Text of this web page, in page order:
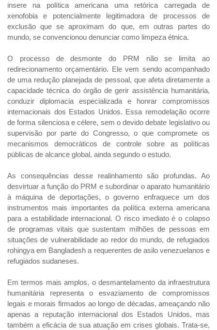
insere na política americana uma retórica carregada de
xenofobia e potencialmente legitimadora de processos de
exclusão que se aproximam do que, em outras partes do
mundo, se convencionou denunciar como limpeza étnica.
O processo de desmonte do PRM não se limita ao
redirecionamento orçamentário. Ele vem sendo acompanhado
de uma redução planejada de pessoal, que afeta diretamente a
capacidade técnica do órgão de gerir assistência humanitária,
conduzir diplomacia especializada e honrar compromissos
internacionais dos Estados Unidos. Essa remodelação ocorre
de forma silenciosa e célere, sem o devido debate legislativo ou
supervisão por parte do Congresso, o que compromete os
mecanismos democráticos de controle sobre as políticas
públicas de alcance global, ainda segundo o estudo.
As consequências desse realinhamento são profundas. Ao
desvirtuar a função do PRM e subordinar o aparato humanitário
à máquina de deportações, o governo enfraquece um dos
instrumentos mais importantes da política externa americana
para a estabilidade internacional. O risco imediato é o colapso
de programas vitais que sustentam milhões de pessoas em
situações de vulnerabilidade ao redor do mundo, de refugiados
rohingya em Bangladesh a requerentes de asilo venezuelanos e
refugiados sudaneses.
Em termos mais amplos, o desmantelamento da infraestrutura
humanitária representa o esvaziamento de compromissos
legais e morais firmados ao longo de décadas, ameaçando não
apenas a reputação internacional dos Estados Unidos, mas
também a eficácia de sua atuação em crises globais. Trata-se,